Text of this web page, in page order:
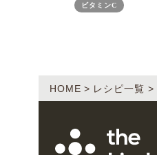
ビタミンC
HOME レシピ一覧